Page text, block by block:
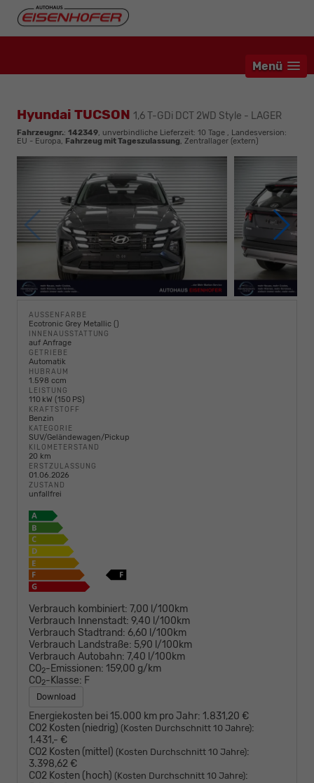
Menü
Hyundai TUCSON 1,6 T-GDi DCT 2WD Style - LAGER
Fahrzeugnr.: 142349, unverbindliche Lieferzeit: 10 Tage , Landesversion:
EU - Europa, Fahrzeug mit Tageszulassung, Zentrallager (extern)
AUSSENFARBE
Ecotronic Grey Metallic ()
INNENAUSSTATTUNG
auf Anfrage
GETRIEBE
Automatik
HUBRAUM
1.598 ccm
LEISTUNG
110 kW (150 PS)
KRAFTSTOFF
Benzin
KATEGORIE
SUV/Geländewagen/Pickup
KILOMETERSTAND
20 km
ERSTZULASSUNG
01.06.2026
ZUSTAND
unfallfrei
Verbrauch kombiniert: 7,00 l/100km
Verbrauch Innenstadt: 9,40 l/100km
Verbrauch Stadtrand: 6,60 l/100km
Verbrauch Landstraße: 5,90 l/100km
Verbrauch Autobahn: 7,40 l/100km
CO2-Emissionen: 159,00 g/km
CO2-Klasse: F
Download
Energiekosten bei 15.000 km pro Jahr: 1.831,20 €
CO2 Kosten (niedrig) (Kosten Durchschnitt 10 Jahre):
1.431,- €
CO2 Kosten (mittel) (Kosten Durchschnitt 10 Jahre):
3.398,62 €
CO2 Kosten (hoch) (Kosten Durchschnitt 10 Jahre):